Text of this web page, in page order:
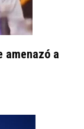
amenazó a